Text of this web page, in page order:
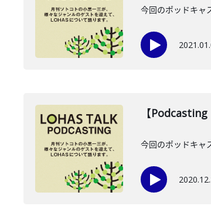
今回のポッドキャ
【
今回のポッドキャ